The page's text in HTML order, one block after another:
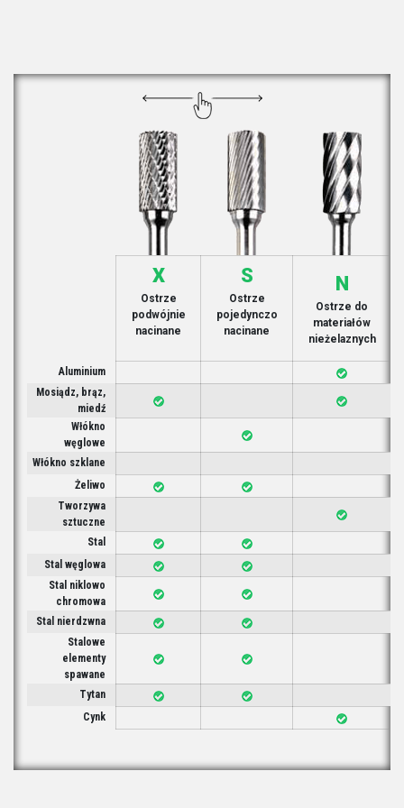
X
Ostrze
podwójnie
nacinane
S
Ostrze
pojedynczo
nacinane
N
Ostrze do
materiałów
nieżelaznych
Aluminium
Mosiądz, brąz,
miedź
Włókno
węglowe
Włókno szklane
Żeliwo
Tworzywa
sztuczne
Stal
Stal węglowa
Stal niklowo
chromowa
Stal nierdzwna
Stalowe
elementy
spawane
Tytan
Cynk